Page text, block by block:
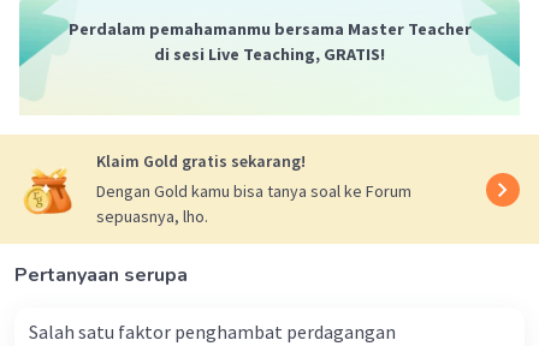
Perdalam pemahamanmu bersama Master Teacher
di sesi Live Teaching, GRATIS!
Klaim Gold gratis sekarang!
Dengan Gold kamu bisa tanya soal ke Forum
sepuasnya, lho.
Pertanyaan serupa
Salah satu faktor penghambat perdagangan